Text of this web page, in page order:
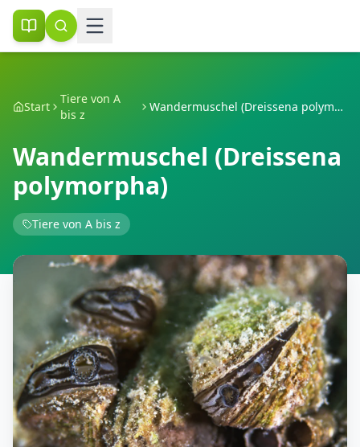
Start
Tiere von A
bis z
Wandermuschel (Dreissena polymorpha)
Wandermuschel (Dreissena
polymorpha)
Tiere von A bis z